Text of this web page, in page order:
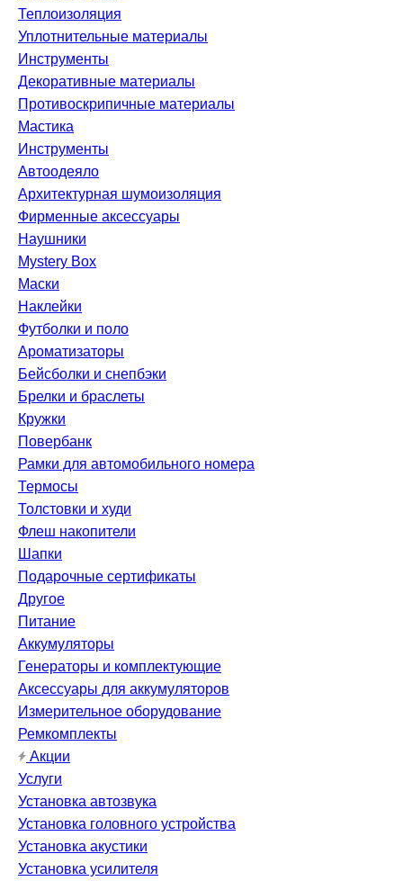
Теплоизоляция
Уплотнительные материалы
Инструменты
Декоративные материалы
Противоскрипичные материалы
Мастика
Инструменты
Автоодеяло
Архитектурная шумоизоляция
Фирменные аксессуары
Наушники
Mystery Box
Маски
Наклейки
Футболки и поло
Ароматизаторы
Бейсболки и снепбэки
Брелки и браслеты
Кружки
Повербанк
Рамки для автомобильного номера
Термосы
Толстовки и худи
Флеш накопители
Шапки
Подарочные сертификаты
Другое
Питание
Аккумуляторы
Генераторы и комплектующие
Аксессуары для аккумуляторов
Измерительное оборудование
Ремкомплекты
Акции
Услуги
Установка автозвука
Установка головного устройства
Установка акустики
Установка усилителя